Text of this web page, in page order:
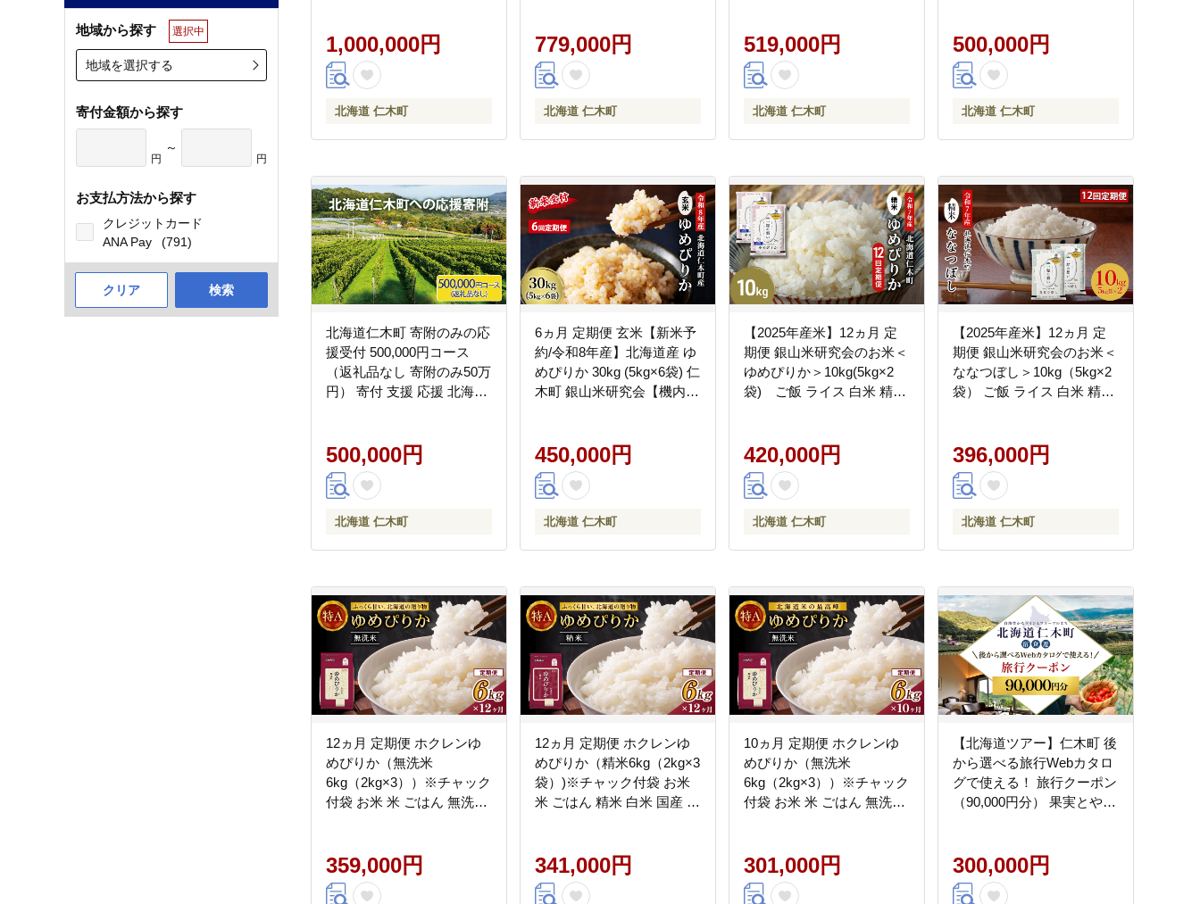
地域から探す 選択中
地域を選択する
寄付金額から探す
円
～
円
お支払方法から探す
クレジットカード
ANA Pay
(791)
クリア 検索
券 体験サービス券 パッケ
ージ旅行 [Japan Tourism
Association]
1,000,000円
北海道 仁木町
飯 朝ごはん 夜ごはん 昼ご
はん[株式会社 松原米穀]
779,000円
北海道 仁木町
飯 朝ごはん 夜ごはん 昼ご
はん[株式会社 松原米穀]
519,000円
北海道 仁木町
券 体験サービス券 パッケ
ージ旅行 [Japan Tourism
Association]
500,000円
北海道 仁木町
北海道仁木町 寄附のみの応
援受付 500,000円コース
（返礼品なし 寄附のみ50万
円） 寄付 支援 応援 北海道
500,000円
北海道 仁木町
6ヵ月 定期便 玄米【新米予
約/令和8年産】北海道産 ゆ
めぴりか 30kg (5kg×6袋) 仁
木町 銀山米研究会【機内食
主食 ご飯[株式会社 松原米
穀]
450,000円
北海道 仁木町
【2025年産米】12ヵ月 定
期便 銀山米研究会のお米＜
ゆめぴりか＞10kg(5kg×2
袋) ご飯 ライス 白米 精米
はん 夜ごはん 昼ごはん [株
式会社 松原米穀]
420,000円
北海道 仁木町
【2025年産米】12ヵ月 定
期便 銀山米研究会のお米＜
ななつぼし＞10kg（5kg×2
袋） ご飯 ライス 白米 精米
はん 昼ごはん 夜ごはん [株
式会社 松原米穀]
396,000円
北海道 仁木町
12ヵ月 定期便 ホクレンゆ
めぴりか（無洗米
6kg（2kg×3））※チャック
付袋 お米 米 ごはん 無洗米
359,000円
12ヵ月 定期便 ホクレンゆ
めぴりか（精米6kg（2kg×3
袋）)※チャック付袋 お米
米 ごはん 精米 白米 国産 北
341,000円
10ヵ月 定期便 ホクレンゆ
めぴりか（無洗米
6kg（2kg×3））※チャック
付袋 お米 米 ごはん 無洗米
301,000円
【北海道ツアー】仁木町 後
から選べる旅行Webカタロ
グで使える！ 旅行クーポン
（90,000円分） 果実とやす
体験サービス券 パッケージ
旅行 [Japan Tourism
Association]
300,000円